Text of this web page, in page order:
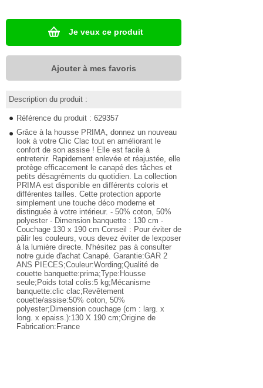
Je veux ce produit
Ajouter à mes favoris
Description du produit :
Référence du produit : 629357
Grâce à la housse PRIMA, donnez un nouveau
look à votre Clic Clac tout en améliorant le
confort de son assise ! Elle est facile à
entretenir. Rapidement enlevée et réajustée, elle
protège efficacement le canapé des tâches et
petits désagréments du quotidien. La collection
PRIMA est disponible en différents coloris et
différentes tailles. Cette protection apporte
simplement une touche déco moderne et
distinguée à votre intérieur. - 50% coton, 50%
polyester - Dimension banquette : 130 cm -
Couchage 130 x 190 cm Conseil : Pour éviter de
pâlir les couleurs, vous devez éviter de lexposer
à la lumière directe. N'hésitez pas à consulter
notre guide d'achat Canapé. Garantie:GAR 2
ANS PIECES;Couleur:Wording;Qualité de
couette banquette:prima;Type:Housse
seule;Poids total colis:5 kg;Mécanisme
banquette:clic clac;Revêtement
couette/assise:50% coton, 50%
polyester;Dimension couchage (cm : larg. x
long. x epaiss.):130 X 190 cm;Origine de
Fabrication:France